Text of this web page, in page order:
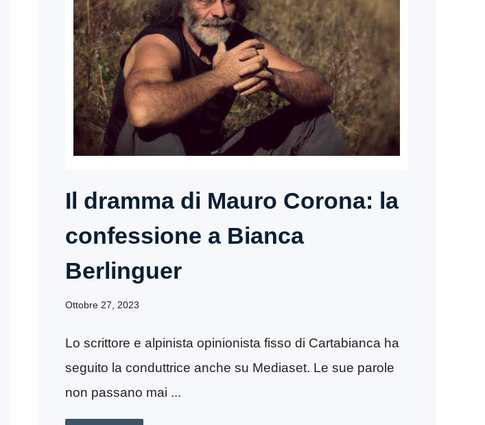
Il dramma di Mauro Corona: la
confessione a Bianca
Berlinguer
Ottobre 27, 2023
Lo scrittore e alpinista opinionista fisso di Cartabianca ha
seguito la conduttrice anche su Mediaset. Le sue parole
non passano mai ...